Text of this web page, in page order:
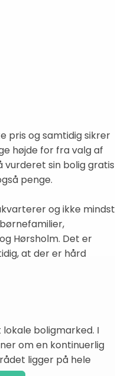
pris og samtidig sikrer
højde for fra valg af
sin bolig gratis
penge.
og ikke mindst
Hørsholm. Det er
at der er hård
boligmarked. I
om en kontinuerlig
ligger på hele